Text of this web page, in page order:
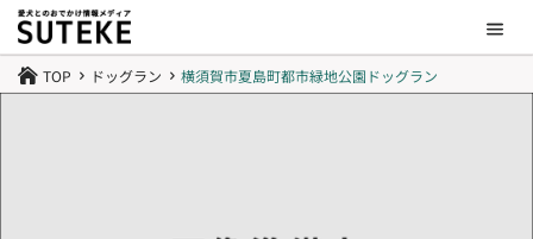
 TOP 5 ドッグラン 5 横須賀市夏島町都市緑地公園ドッグラン